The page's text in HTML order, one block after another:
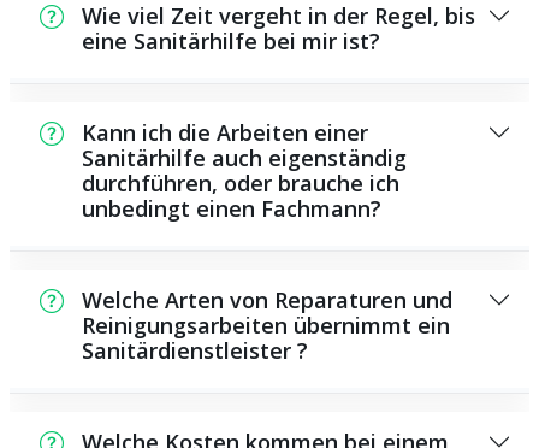
Wie viel Zeit vergeht in der Regel, bis
eine Sanitärhilfe bei mir ist?
kurzen Zeitraum bei Ihnen vor Ort sein. Das
hängt unter anderem von der Auftragslage
zu dem Zeitpunkt ab und von der
Verkehrssituation und der Entfernung zu
Kann ich die Arbeiten einer
Sanitärhilfe auch eigenständig
durchführen, oder brauche ich
unbedingt einen Fachmann?
Wartungsarbeiten, die Sie eigenständig
durchführen können, zum Beispiel die
Anwendung von Rohrreinigern aus dem
Verwendung von Spezialwerkzeug oder
Welche Arten von Reparaturen und
Reinigungsarbeiten übernimmt ein
Sanitärdienstleister ?
große Anzahl von Reparaturen und